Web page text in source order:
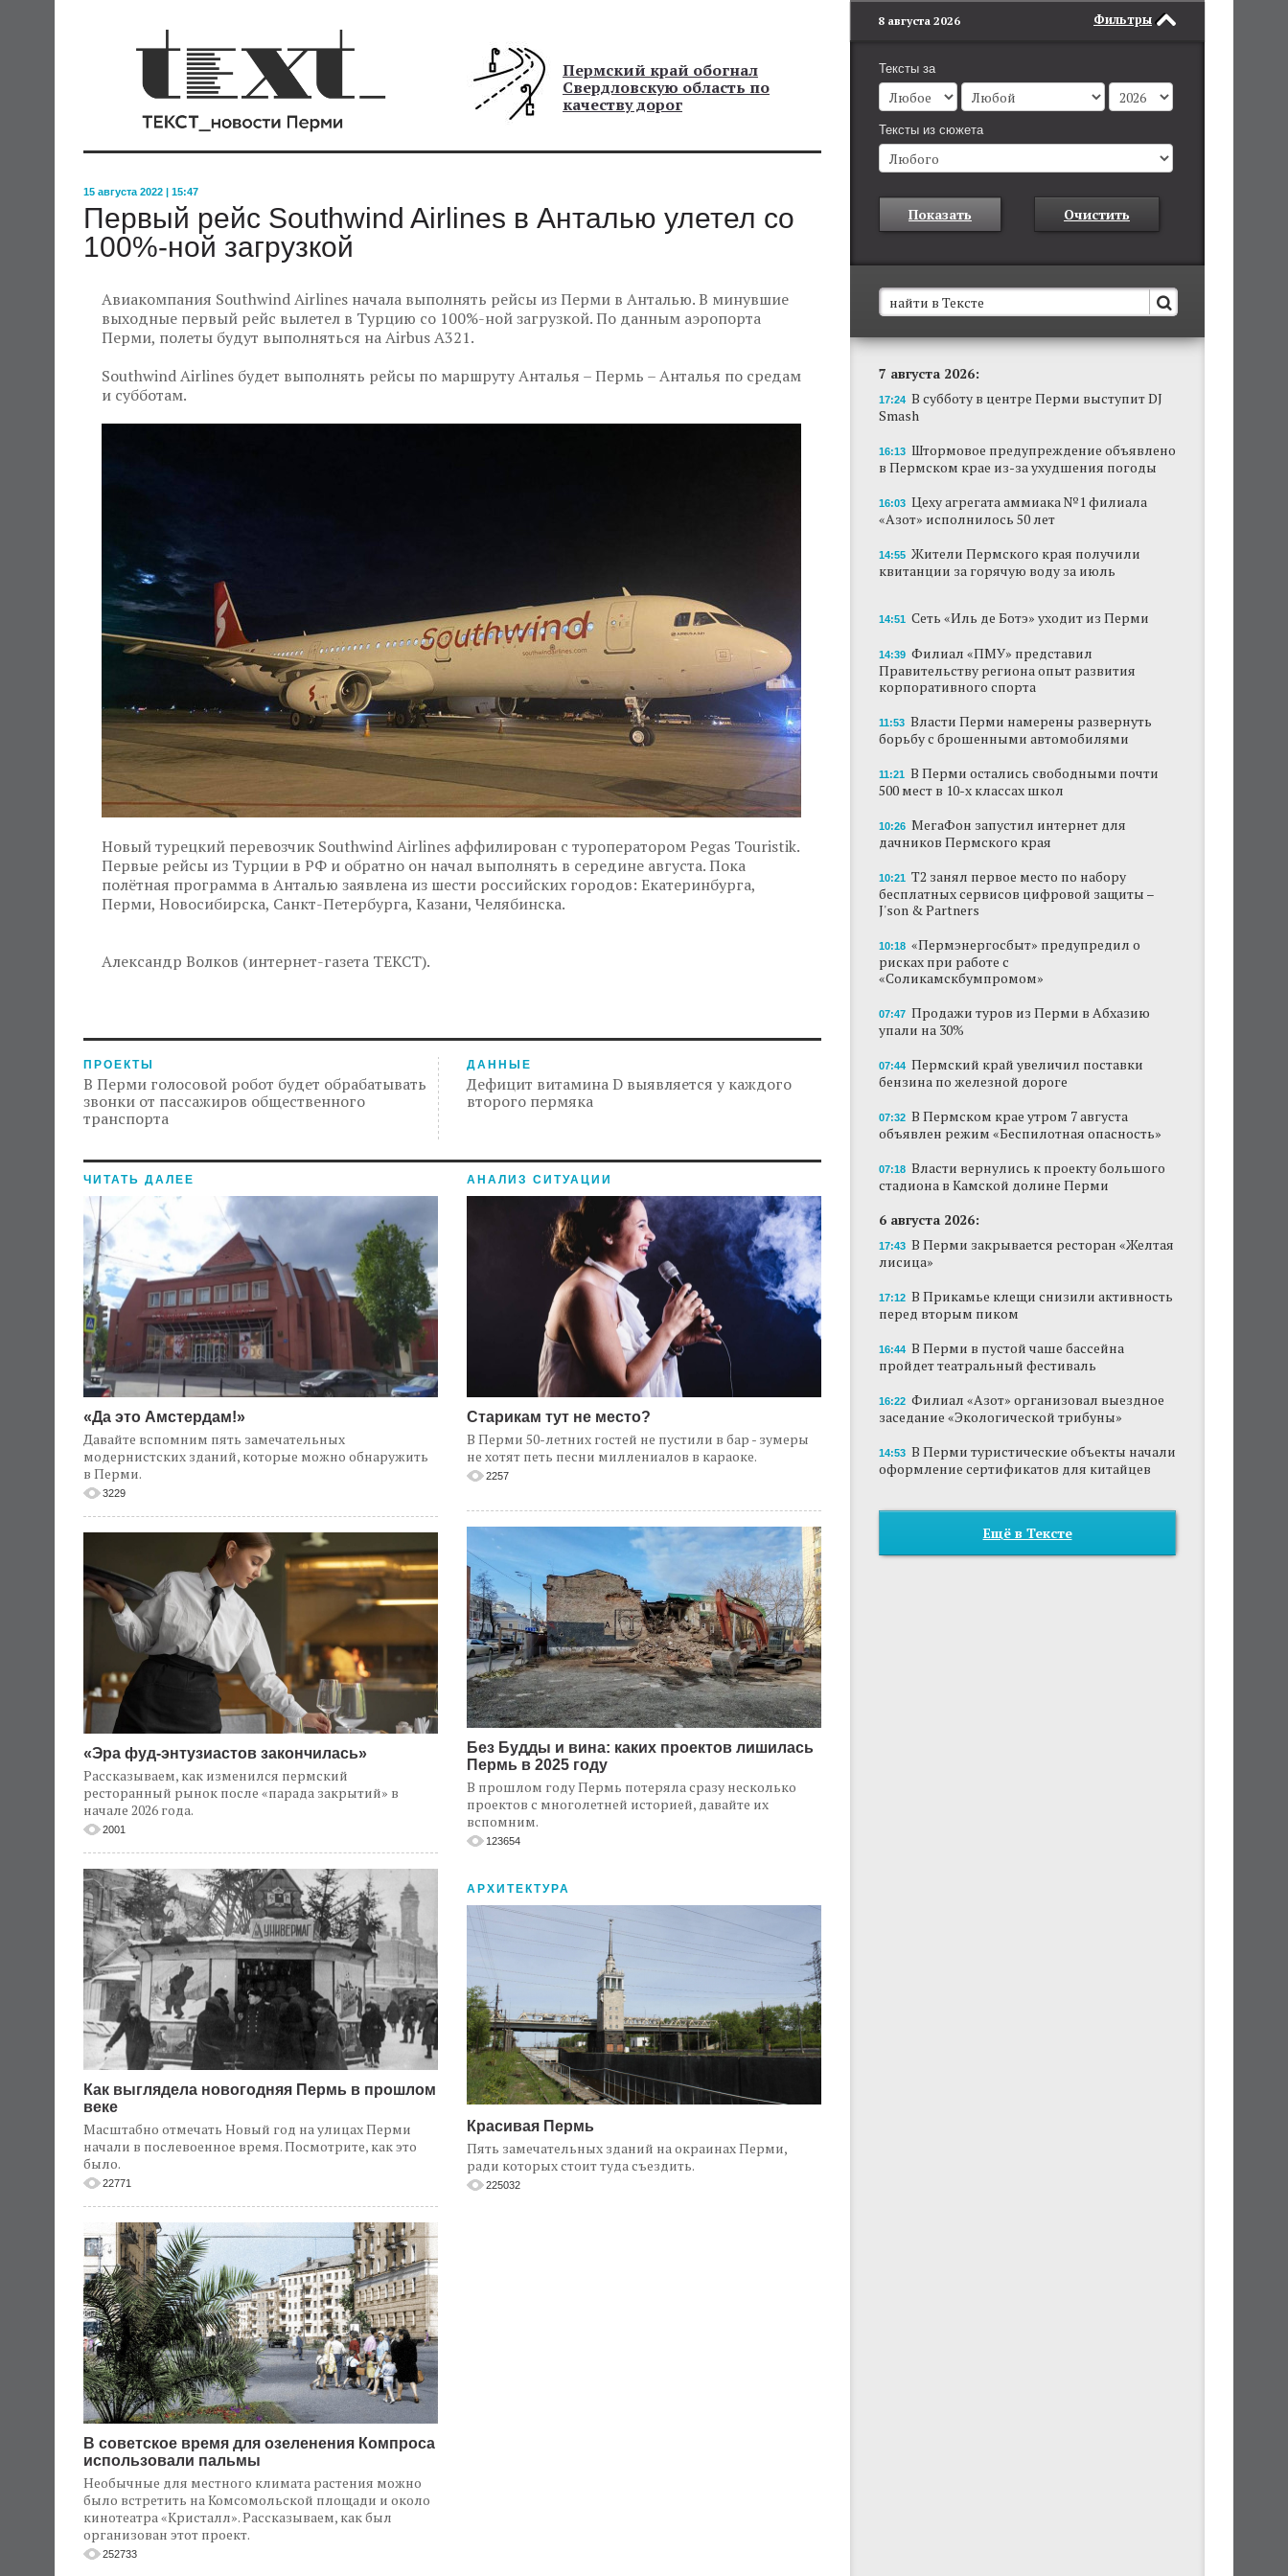
Пермский край обогнал
Свердловскую область по
качеству дорог
15 августа 2022 | 15:47
Первый рейс Southwind Airlines в Анталью улетел со
100%-ной загрузкой
Авиакомпания Southwind Airlines начала выполнять рейсы из Перми в Анталью. В минувшие
выходные первый рейс вылетел в Турцию со 100%-ной загрузкой. По данным аэропорта
Перми, полеты будут выполняться на Airbus A321.
Southwind Airlines будет выполнять рейсы по маршруту Анталья – Пермь – Анталья по средам
и субботам.
Новый турецкий перевозчик Southwind Airlines аффилирован с туроператором Pegas Touristik.
Первые рейсы из Турции в РФ и обратно он начал выполнять в середине августа. Пока
полётная программа в Анталью заявлена из шести российских городов: Екатеринбурга,
Перми, Новосибирска, Санкт-Петербурга, Казани, Челябинска.
Александр Волков (интернет-газета ТЕКСТ).
ПРОЕКТЫ
В Перми голосовой робот будет обрабатывать
звонки от пассажиров общественного
транспорта
ДАННЫЕ
Дефицит витамина D выявляется у каждого
второго пермяка
ЧИТАТЬ ДАЛЕЕ
«Да это Амстердам!»
Давайте вспомним пять замечательных
модернистских зданий, которые можно обнаружить
в Перми.
3229
«Эра фуд-энтузиастов закончилась»
Рассказываем, как изменился пермский
ресторанный рынок после «парада закрытий» в
начале 2026 года.
2001
Как выглядела новогодняя Пермь в прошлом
веке
Масштабно отмечать Новый год на улицах Перми
начали в послевоенное время. Посмотрите, как это
было.
22771
В советское время для озеленения Компроса
использовали пальмы
Необычные для местного климата растения можно
было встретить на Комсомольской площади и около
кинотеатра «Кристалл». Рассказываем, как был
организован этот проект.
252733
АНАЛИЗ СИТУАЦИИ
Старикам тут не место?
В Перми 50-летних гостей не пустили в бар - зумеры
не хотят петь песни миллениалов в караоке.
2257
Без Будды и вина: каких проектов лишилась
Пермь в 2025 году
В прошлом году Пермь потеряла сразу несколько
проектов с многолетней историей, давайте их
вспомним.
123654
АРХИТЕКТУРА
Красивая Пермь
Пять замечательных зданий на окраинах Перми,
ради которых стоит туда съездить.
225032
Фильтры
8 августа 2026
Тексты за
Тексты из сюжета
Показать Очистить
В Пермском крае установят новые станции
обнаружения беспилотников
Они используются для обнаружения и
отслеживания БПЛА в воздухе.
В субботу в центре Перми выступит DJ Smash
Сеть «Иль де Ботэ» уходит из Перми
с брошенными автомобилями
стадиона в Камской долине Перми
В Перми закрывается ресторан «Желтая
лисица»
В Перми в пустой чаше бассейна пройдет
театральный фестиваль
7 августа 2026:
17:24 В субботу в центре Перми выступит DJ
Smash
16:13 Штормовое предупреждение объявлено
в Пермском крае из-за ухудшения погоды
16:03 Цеху агрегата аммиака №1 филиала
«Азот» исполнилось 50 лет
14:55 Жители Пермского края получили
квитанции за горячую воду за июль
14:51 Сеть «Иль де Ботэ» уходит из Перми
14:39 Филиал «ПМУ» представил
Правительству региона опыт развития
корпоративного спорта
11:53 Власти Перми намерены развернуть
борьбу с брошенными автомобилями
11:21 В Перми остались свободными почти
500 мест в 10-х классах школ
10:26 МегаФон запустил интернет для
дачников Пермского края
10:21 Т2 занял первое место по набору
бесплатных сервисов цифровой защиты –
J'son & Partners
10:18 «Пермэнергосбыт» предупредил о
рисках при работе с
«Соликамскбумпромом»
07:47 Продажи туров из Перми в Абхазию
упали на 30%
07:44 Пермский край увеличил поставки
бензина по железной дороге
07:32 В Пермском крае утром 7 августа
объявлен режим «Беспилотная опасность»
07:18 Власти вернулись к проекту большого
стадиона в Камской долине Перми
6 августа 2026:
17:43 В Перми закрывается ресторан «Желтая
лисица»
17:12 В Прикамье клещи снизили активность
перед вторым пиком
16:44 В Перми в пустой чаше бассейна
пройдет театральный фестиваль
16:22 Филиал «Азот» организовал выездное
заседание «Экологической трибуны»
14:53 В Перми туристические объекты начали
оформление сертификатов для китайцев
Ещё в Тексте